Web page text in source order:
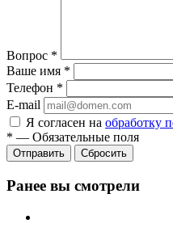
Вопрос *
Ваше имя *
Телефон *
E-mail
Я согласен на обработку
* — Обязательные поля
Сбросить
Ранее вы смотрели